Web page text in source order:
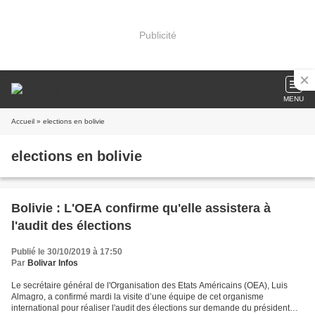
Publicité
MENU
Accueil » elections en bolivie
elections en bolivie
Bolivie : L'OEA confirme qu'elle assistera à
l'audit des élections
Publié le 30/10/2019 à 17:50
Par Bolivar Infos
Le secrétaire général de l'Organisation des Etats Américains (OEA), Luis
Almagro, a confirmé mardi la visite d’une équipe de cet organisme
international pour réaliser l'audit des élections sur demande du président